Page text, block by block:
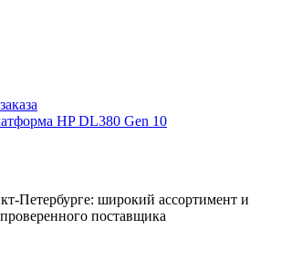
HP DL380 Gen 10
Петербурге: широкий ассортимент и
поставщика